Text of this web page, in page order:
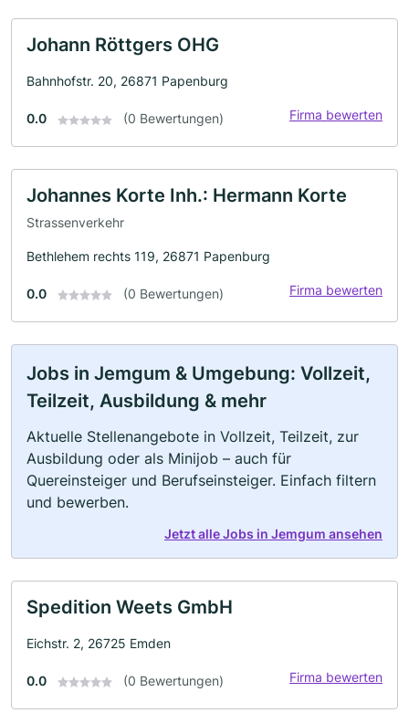
Johann Röttgers OHG
Bahnhofstr. 20, 26871 Papenburg
0.0 (0 Bewertungen) Firma bewerten
Johannes Korte Inh.: Hermann Korte
Strassenverkehr
Bethlehem rechts 119, 26871 Papenburg
0.0 (0 Bewertungen) Firma bewerten
Jobs in Jemgum & Umgebung: Vollzeit,
Teilzeit, Ausbildung & mehr
Aktuelle Stellenangebote in Vollzeit, Teilzeit, zur
Ausbildung oder als Minijob – auch für
Quereinsteiger und Berufseinsteiger. Einfach filtern
und bewerben.
Jetzt alle Jobs in Jemgum ansehen
Spedition Weets GmbH
Eichstr. 2, 26725 Emden
0.0 (0 Bewertungen) Firma bewerten